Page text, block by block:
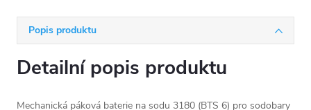
Popis produktu
Detailní popis produktu
Mechanická páková baterie na sodu 3180 (BTS 6) pro sodobary